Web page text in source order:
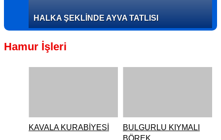
HALKA ŞEKLİNDE AYVA TATLISI
Hamur İşleri
KAVALA KURABİYESİ
BULGURLU KIYMALI
BÖREK